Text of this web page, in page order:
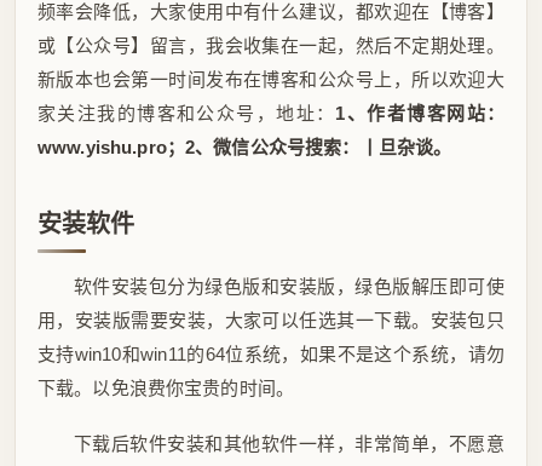
频率会降低，大家使用中有什么建议，都欢迎在【博客】
或【公众号】留言，我会收集在一起，然后不定期处理。
新版本也会第一时间发布在博客和公众号上，所以欢迎大
家关注我的博客和公众号，地址： 1、作者博客网站：
www.yishu.pro；2、微信公众号搜索：丨旦杂谈。
安装软件
软件安装包分为绿色版和安装版，绿色版解压即可使
用，安装版需要安装，大家可以任选其一下载。安装包只
支持win10和win11的64位系统，如果不是这个系统，请勿
下载。以免浪费你宝贵的时间。
下载后软件安装和其他软件一样，非常简单，不愿意